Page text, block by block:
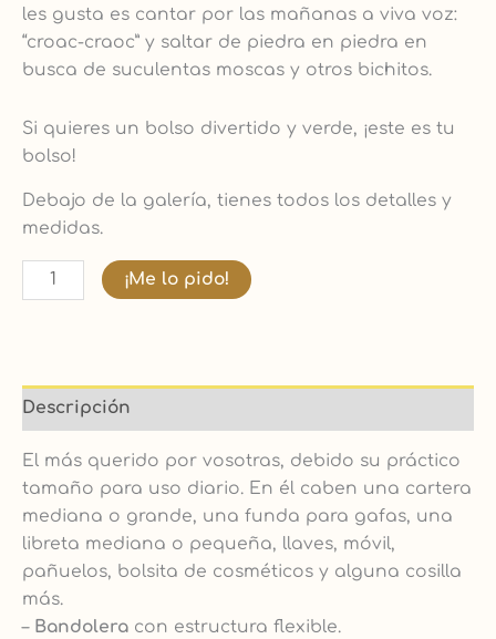
les gusta es cantar por las mañanas a viva voz:
“croac-craoc” y saltar de piedra en piedra en
busca de suculentas moscas y otros bichitos.
Si quieres un bolso divertido y verde, ¡este es tu
bolso!
Debajo de la galería, tienes todos los detalles y
medidas.
¡Me lo pido!
Descripción
El más querido por vosotras, debido su práctico
tamaño para uso diario. En él caben una cartera
mediana o grande, una funda para gafas, una
libreta mediana o pequeña, llaves, móvil,
pañuelos, bolsita de cosméticos y alguna cosilla
más.
– Bandolera con estructura flexible.